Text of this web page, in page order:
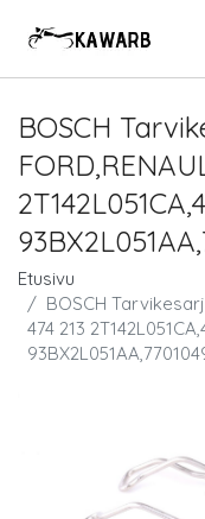
BOSCH
Etusivu
BOSCH
474 213